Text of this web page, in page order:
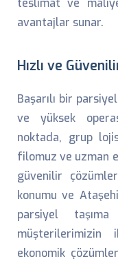
teslimat ve
avantajlar sunar.
Hızlı ve
Başarılı bir
ve yüksek
noktada, grup
filomuz ve uzman
güvenilir
konumu ve
parsiyel
müşterilerimizin
ekonomik